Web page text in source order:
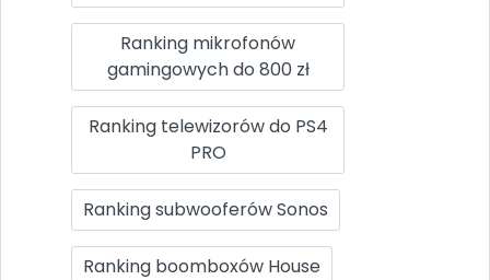
Ranking mikrofonów
gamingowych do 800 zł
Ranking telewizorów do PS4
PRO
Ranking subwooferów Sonos
Ranking boomboxów House